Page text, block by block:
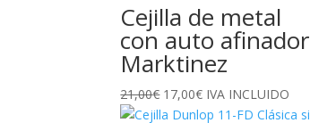
Cejilla de metal
con auto afinador
Marktinez
21,00€ El
precio
17,00€El
precio
IVA INCLUIDO